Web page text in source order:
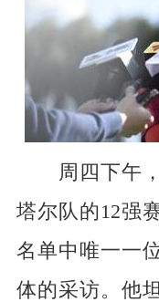
周四下午，
塔尔队的12强
名单中唯一一
体的采访。他